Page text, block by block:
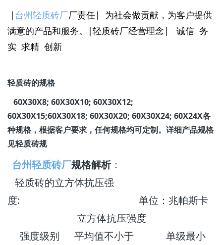
| 台州轻质砖厂厂责任|
为社会做贡献，为客户提供
满意的产品和服务。 |轻质砖厂经营理念|
诚信 务
实 求精 创新
轻质砖的规格
60X30X8; 60X30X10; 60X30X12;
60X30X15;60X30X18; 60X30X20; 60X30X24; 60X24X各
种规格，根据客户要求，任何规格均可定制。 详细产品规格
见轻质砖规
台州轻质砖厂规格解析：
轻质砖的立方体抗压强
度: 单位：兆帕斯卡
立方体抗压强度
强度级别 平均值不小于 单级最小